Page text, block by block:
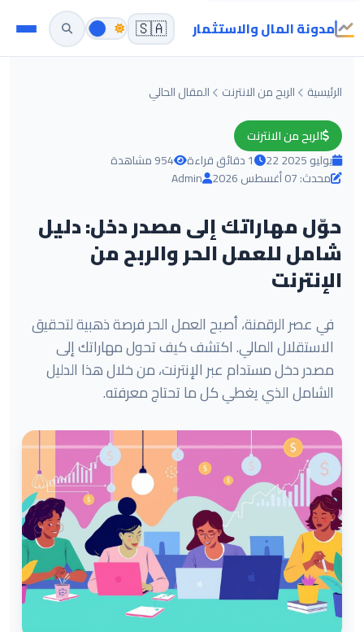
مدونة المال والاستثمار 🇸🇦
الرئيسية الربح من الانترنت المقال الحالي
الربح من الانترنت
22 يوليو 2025
1 دقائق قراءة
954 مشاهدة
محدث: 07 أغسطس 2026
Admin
حوّل مهاراتك إلى مصدر دخل: دليل
شامل للعمل الحر والربح من
الإنترنت
في عصر الرقمنة، أصبح العمل الحر فرصة ذهبية لتحقيق
الاستقلال المالي. اكتشف كيف تحول مهاراتك إلى
مصدر دخل مستدام عبر الإنترنت، من خلال هذا الدليل
الشامل الذي يغطي كل ما تحتاج معرفته.